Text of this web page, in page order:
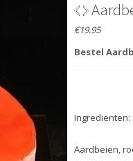
Aardbeien Bavaroise
Ingrediënten: